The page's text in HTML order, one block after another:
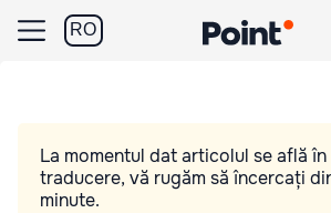
RO
La momentul dat articolul se află
traducere, vă rugăm să încercați
minute.